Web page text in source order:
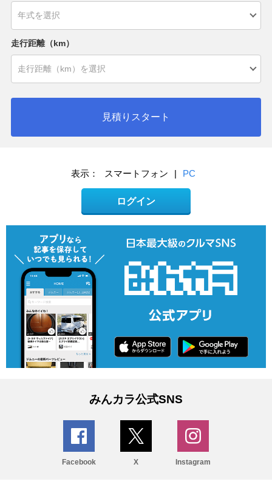
走行距離（km）
見積りスタート
表示： スマートフォン | PC
ログイン
みんカラ公式SNS
Facebook X Instagram